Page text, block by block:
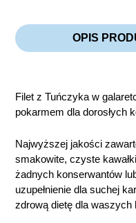
OPIS
Filet z Tuńczyka w
pokarmem dla dorosłych
Najwyższej jakości
smakowite, czyste
żadnych konserwantów
uzupełnienie dla suchej
zdrową dietę dla waszych